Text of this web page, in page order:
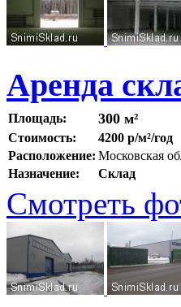
Аренда
Площадь: 300 м²
Стоимость:
4200 р/м²/год
Расположение: Московская
Назначение:
Склад
Смотреть